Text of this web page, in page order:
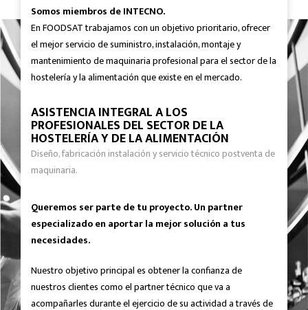
Somos miembros de INTECNO.
En FOODSAT trabajamos con un objetivo prioritario, ofrecer
el mejor servicio de suministro, instalación, montaje y
mantenimiento de maquinaria profesional para el sector de la
hostelería y la alimentación que existe en el mercado.
ASISTENCIA INTEGRAL A LOS
PROFESIONALES DEL SECTOR DE LA
HOSTELERÍA Y DE LA ALIMENTACIÓN
Diseño, fabricación instalación y servicio técnico postventa de
maquinaria.
Queremos ser parte de tu proyecto. Un partner
especializado en aportar la mejor solución a tus
necesidades.
Nuestro objetivo principal es obtener la confianza de
nuestros clientes como el partner técnico que va a
acompañarles durante el ejercicio de su actividad a través de